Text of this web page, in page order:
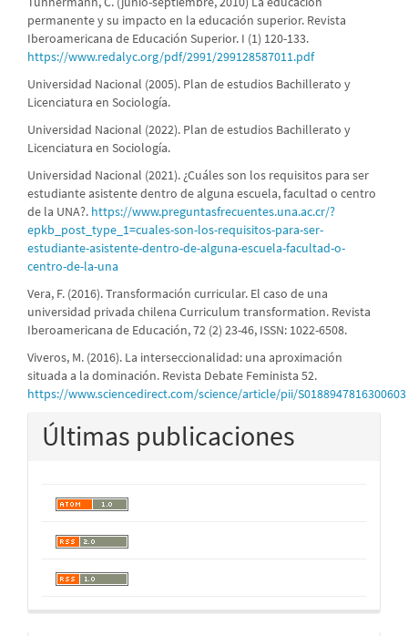
permanente y su impacto en la educación superior. Revista
Iberoamericana de Educación Superior. I (1) 120-133.
https://www.redalyc.org/pdf/2991/299128587011.pdf
Universidad Nacional (2005). Plan de estudios Bachillerato y
Licenciatura en Sociología.
Universidad Nacional (2022). Plan de estudios Bachillerato y
Licenciatura en Sociología.
Universidad Nacional (2021). ¿Cuáles son los requisitos para ser
estudiante asistente dentro de alguna escuela, facultad o centro
de la UNA?. https://www.preguntasfrecuentes.una.ac.cr/?
epkb_post_type_1=cuales-son-los-requisitos-para-ser-
estudiante-asistente-dentro-de-alguna-escuela-facultad-o-
centro-de-la-una
Vera, F. (2016). Transformación curricular. El caso de una
universidad privada chilena Curriculum transformation. Revista
Iberoamericana de Educación, 72 (2) 23-46, ISSN: 1022-6508.
Viveros, M. (2016). La interseccionalidad: una aproximación
situada a la dominación. Revista Debate Feminista 52.
https://www.sciencedirect.com/science/article/pii/S0188947816300603
Últimas publicaciones